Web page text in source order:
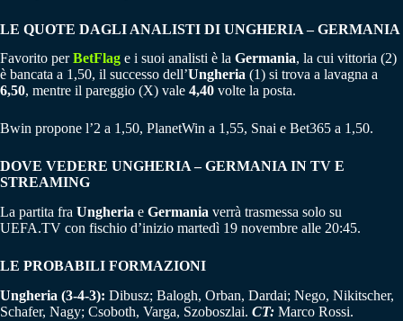
LE QUOTE DAGLI ANALISTI DI UNGHERIA – GERMANIA
Favorito perBetFlag e i suoi analisti è la Germania, la cui vittoria (2)
è bancata a 1,50, il successo dell’Ungheria (1) si trova a lavagna a
6,50, mentre il pareggio (X) vale 4,40 volte la posta.
Bwin propone l’2 a 1,50, PlanetWin a 1,55, Snai e Bet365 a 1,50.
DOVE VEDERE UNGHERIA – GERMANIA IN TV E
STREAMING
La partita fra Ungheria e Germania verrà trasmessa solo su
UEFA.TV con fischio d’inizio martedì 19 novembre alle 20:45.
LE PROBABILI FORMAZIONI
Ungheria (3-4-3): Dibusz; Balogh, Orban, Dardai; Nego, Nikitscher,
Schafer, Nagy; Csoboth, Varga, Szoboszlai. CT: Marco Rossi.